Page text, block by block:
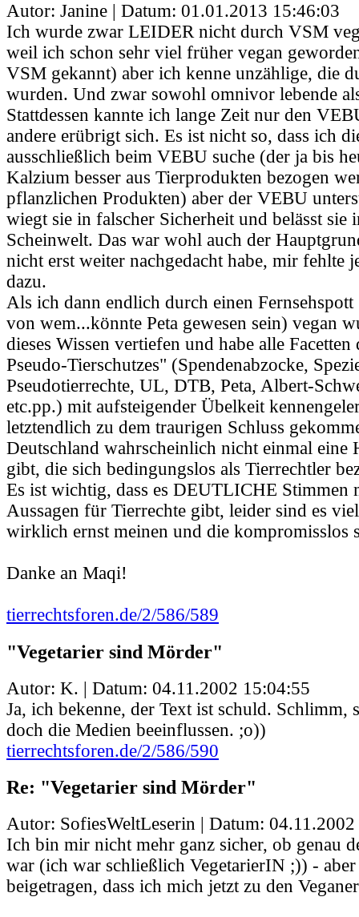
Autor: Janine | Datum: 01.01.2013 15:46:03
Ich wurde zwar LEIDER nicht durch VSM
weil ich schon sehr viel früher vegan
VSM gekannt) aber ich kenne unzählige, die
wurden. Und zwar sowohl omnivor lebende
Stattdessen kannte ich lange Zeit nur den
andere erübrigt sich. Es ist nicht so, dass ich
ausschließlich beim VEBU suche (der ja bis
Kalzium besser aus Tierprodukten bezogen
pflanzlichen Produkten) aber der VEBU
wiegt sie in falscher Sicherheit und belässt sie
Scheinwelt. Das war wohl auch der
nicht erst weiter nachgedacht habe, mir fehlte
dazu.
Als ich dann endlich durch einen
von wem...könnte Peta gewesen sein) vegan
dieses Wissen vertiefen und habe alle Facetten
Pseudo-Tierschutzes" (Spendenabzocke,
Pseudotierrechte, UL, DTB, Peta, Albert-
etc.pp.) mit aufsteigender Übelkeit
letztendlich zu dem traurigen Schluss
Deutschland wahrscheinlich nicht einmal eine
gibt, die sich bedingungslos als Tierrechtler
Es ist wichtig, dass es DEUTLICHE Stimmen
Aussagen für Tierrechte gibt, leider sind es
wirklich ernst meinen und die kompromisslos
Danke an Maqi!
tierrechtsforen.de/2/586/589
"Vegetarier sind Mörder"
Autor: K. | Datum: 04.11.2002 15:04:55
Ja, ich bekenne, der Text ist schuld. Schlimm,
doch die Medien beeinflussen. ;o))
tierrechtsforen.de/2/586/590
Re: "Vegetarier sind Mörder"
Autor: SofiesWeltLeserin | Datum:
Ich bin mir nicht mehr ganz sicher, ob genau
war (ich war schließlich VegetarierIN ;)) - aber
beigetragen, dass ich mich jetzt zu den